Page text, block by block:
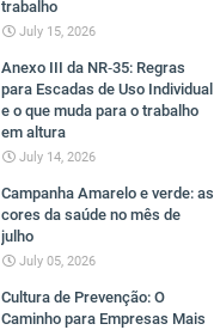
trabalho
July 15, 2026
Anexo III da NR‑35: Regras
para Escadas de Uso Individual
e o que muda para o trabalho
em altura
July 14, 2026
Campanha Amarelo e verde: as
cores da saúde no mês de
julho
July 05, 2026
Cultura de Prevenção: O
Caminho para Empresas Mais